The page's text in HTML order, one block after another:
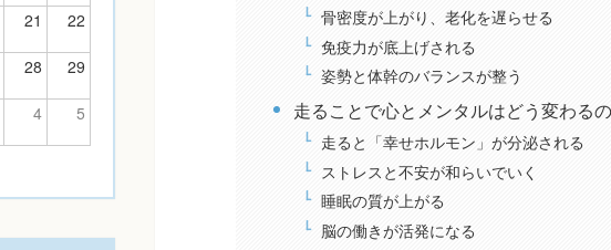
骨密度が上がり、老化を遅らせる
免疫力が底上げされる
姿勢と体幹のバランスが整う
走ることで心とメンタルはどう変わる
走ると「幸せホルモン」が分泌される
ストレスと不安が和らいでいく
睡眠の質が上がる
脳の働きが活発になる
21 22
28 29
4 5